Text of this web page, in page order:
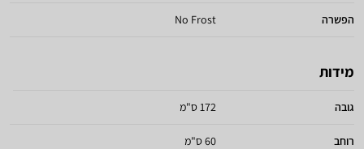
הפשרה No Frost
מידות
גובה 172 ס"מ
רוחב 60 ס"מ